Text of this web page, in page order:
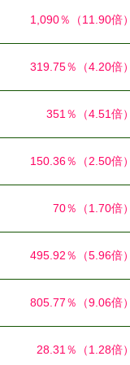
1,090％ （11.90倍）
319.75％ （4.20倍）
351％ （4.51倍）
150.36％ （2.50倍）
70％ （1.70倍）
495.92％ （5.96倍）
805.77％ （9.06倍）
28.31％ （1.28倍）